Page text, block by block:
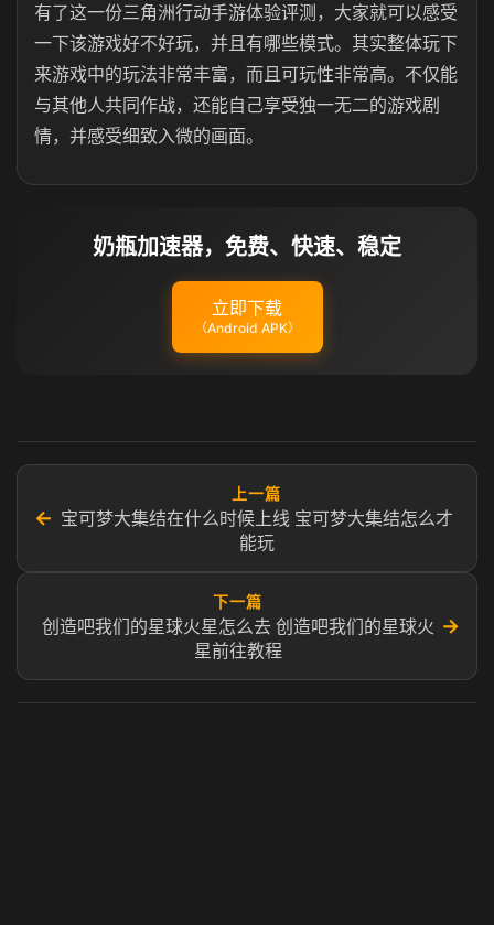
有了这一份三角洲行动手游体验评测，大家就可以感受
一下该游戏好不好玩，并且有哪些模式。其实整体玩下
来游戏中的玩法非常丰富，而且可玩性非常高。不仅能
与其他人共同作战，还能自己享受独一无二的游戏剧
情，并感受细致入微的画面。
奶瓶加速器，免费、快速、稳定
立即下载
（Android APK）
←
上一篇
宝可梦大集结在什么时候上线 宝可梦大集结怎么才
能玩
下一篇
创造吧我们的星球火星怎么去 创造吧我们的星球火
星前往教程
→